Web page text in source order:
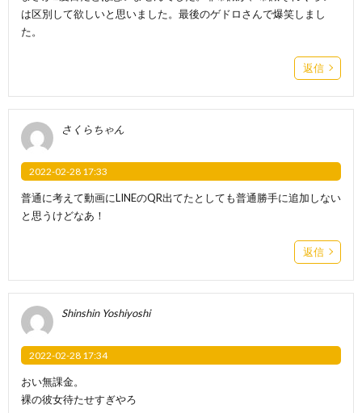
は区別して欲しいと思いました。最後のゲドロさんで爆笑しまし
た。
返信
さくらちゃん
2022-02-28 17:33
普通に考えて動画にLINEのQR出てたとしても普通勝手に追加しない
と思うけどなあ！
返信
Shinshin Yoshiyoshi
2022-02-28 17:34
おい無課金。
裸の彼女待たせすぎやろ